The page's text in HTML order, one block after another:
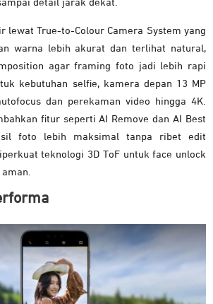
detail jarak dekat.
lewat True-to-Colour Camera System yang
warna lebih akurat dan terlihat natural,
agar framing foto jadi lebih rapi
kebutuhan selfie, kamera depan 13 MP
dan perekaman video hingga 4K.
fitur seperti AI Remove dan AI Best
foto lebih maksimal tanpa ribet edit
teknologi 3D ToF untuk face unlock